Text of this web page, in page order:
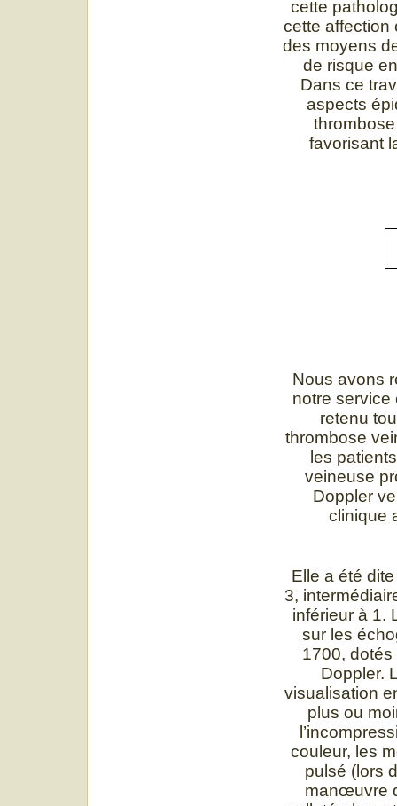
cette
cette affection
des moyens
de risque
Dans ce
aspects
favorisant
Nous avons
notre service
retenu
thrombose
les
veineuse
Doppler
clinique
Elle a été
3,
inférieur à 1.
sur les
1700,
Doppler.
visualisation
plus ou
couleur, les
pulsé (lors
manœuvre